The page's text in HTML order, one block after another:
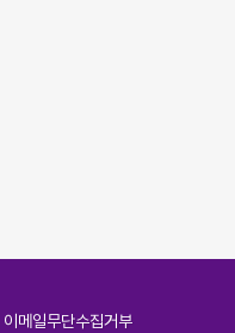
이메일무단수집거부